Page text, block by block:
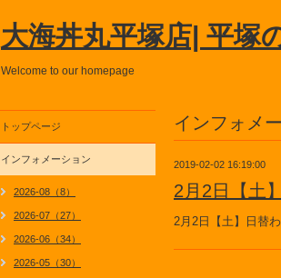
大海丼丸平塚店| 平塚
Welcome to our homepage
インフォメ
2019-02-02 16:19:00
2月2日【土
2月2日【土】日替
トップページ
インフォメーション
2026-08（8）
2026-07（27）
2026-06（34）
2026-05（30）